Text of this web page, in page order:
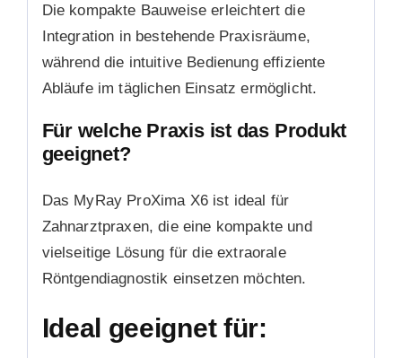
Die kompakte Bauweise erleichtert die
Integration in bestehende Praxisräume,
während die intuitive Bedienung effiziente
Abläufe im täglichen Einsatz ermöglicht.
Für welche Praxis ist das Produkt
geeignet?
Das MyRay ProXima X6 ist ideal für
Zahnarztpraxen, die eine kompakte und
vielseitige Lösung für die extraorale
Röntgendiagnostik einsetzen möchten.
Ideal geeignet für: